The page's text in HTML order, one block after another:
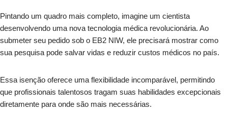
Pintando um quadro mais completo, imagine um cientista
desenvolvendo uma nova tecnologia médica revolucionária. Ao
submeter seu pedido sob o EB2 NIW, ele precisará mostrar como
sua pesquisa pode salvar vidas e reduzir custos médicos no país.
Essa isenção oferece uma flexibilidade incomparável, permitindo
que profissionais talentosos tragam suas habilidades excepcionais
diretamente para onde são mais necessárias.